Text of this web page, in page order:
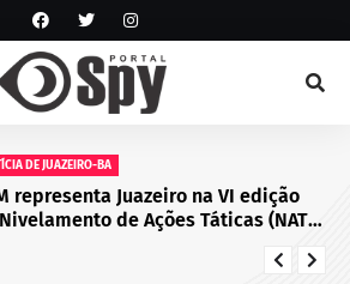
NOTÍCIAS
Juazeiro sedia primeiro encontro do
Cegras e fortalece integração da saúde